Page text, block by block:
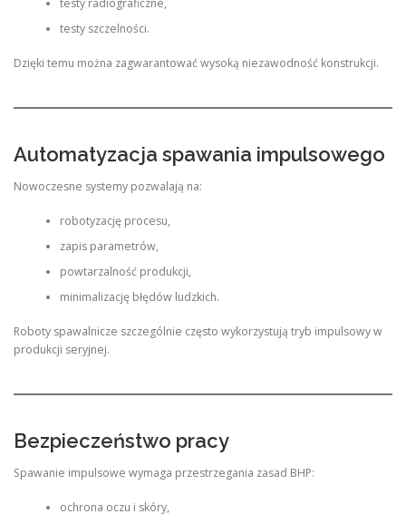
testy szczelności.
Dzięki temu można zagwarantować wysoką niezawodność konstrukcji.
Automatyzacja spawania impulsowego
Nowoczesne systemy pozwalają na:
robotyzację procesu,
zapis parametrów,
powtarzalność produkcji,
minimalizację błędów ludzkich.
Roboty spawalnicze szczególnie często wykorzystują tryb impulsowy w
produkcji seryjnej.
Bezpieczeństwo pracy
Spawanie impulsowe wymaga przestrzegania zasad BHP:
ochrona oczu i skóry,